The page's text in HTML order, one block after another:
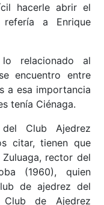
hacerle abrir el
a Enrique
relacionado al
encuentro entre
a esa importancia
tenía Ciénaga.
Club Ajedrez
citar, tienen que
rector del
(1960), quien
de ajedrez del
de Ajedrez